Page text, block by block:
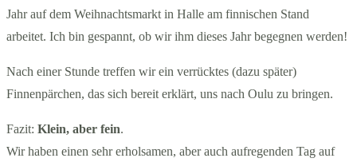
Jahr auf dem Weihnachtsmarkt in Halle am finnischen Stand
arbeitet. Ich bin gespannt, ob wir ihm dieses Jahr begegnen werden!
Nach einer Stunde treffen wir ein verrücktes (dazu später)
Finnenpärchen, das sich bereit erklärt, uns nach Oulu zu bringen.
Fazit: Klein, aber fein.
Wir haben einen sehr erholsamen, aber auch aufregenden Tag auf